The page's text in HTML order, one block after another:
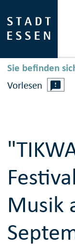
Sie befinden
Vorlesen
Musik